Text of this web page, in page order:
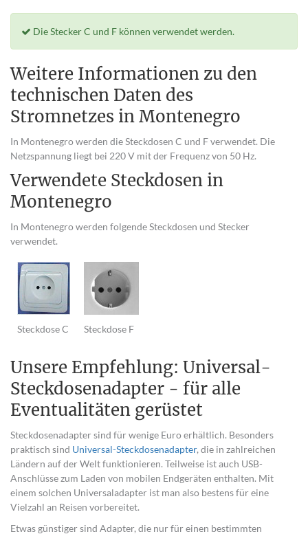
Die Stecker C und F können verwendet werden.
Weitere Informationen zu den
technischen Daten des
Stromnetzes in Montenegro
In Montenegro werden die Steckdosen C und F verwendet. Die
Netzspannung liegt bei 220 V mit der Frequenz von 50 Hz.
Verwendete Steckdosen in
Montenegro
In Montenegro werden folgende Steckdosen und Stecker
verwendet.
Steckdose C Steckdose F
Unsere Empfehlung: Universal-
Steckdosenadapter - für alle
Eventualitäten gerüstet
Steckdosenadapter sind für wenige Euro erhältlich. Besonders
praktisch sind Universal-Steckdosenadapter, die in zahlreichen
Ländern auf der Welt funktionieren. Teilweise ist auch USB-
Anschlüsse zum Laden von mobilen Endgeräten enthalten. Mit
einem solchen Universaladapter ist man also bestens für eine
Vielzahl an Reisen vorbereitet.
Etwas günstiger sind Adapter, die nur für einen bestimmten